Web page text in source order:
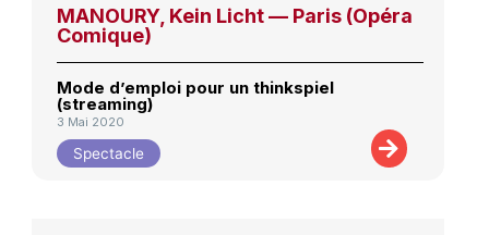
MANOURY, Kein Licht — Paris (Opéra
Comique)
Mode d’emploi pour un thinkspiel
(streaming)
3 Mai 2020
Spectacle